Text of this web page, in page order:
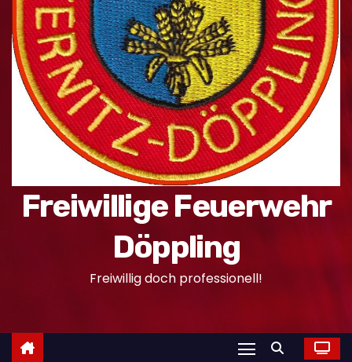
Freiwillige Feuerwehr
Döppling
Freiwillig doch professionell!